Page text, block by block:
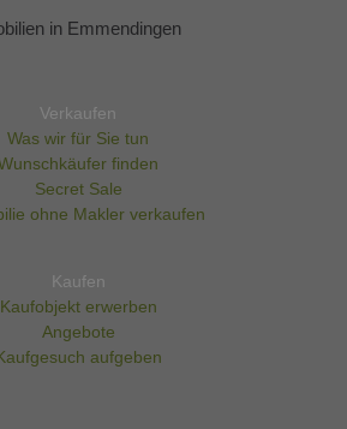
Verkaufen
Was wir für Sie tun
finden
Secret Sale
ohne Makler verkaufen
Kaufen
Kaufobjekt erwerben
Angebote
aufgeben